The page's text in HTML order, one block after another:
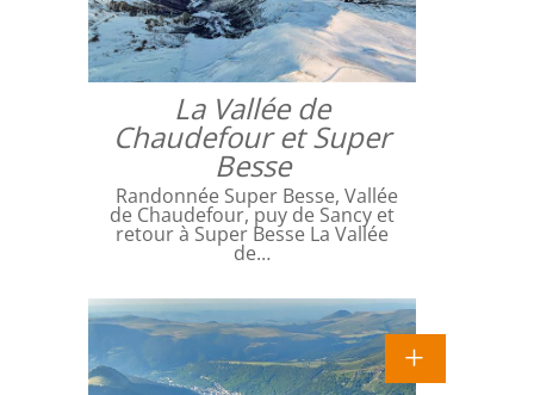
La Vallée de
Chaudefour et Super
Besse
Randonnée Super Besse, Vallée
de Chaudefour, puy de Sancy et
retour à Super Besse La Vallée
de…